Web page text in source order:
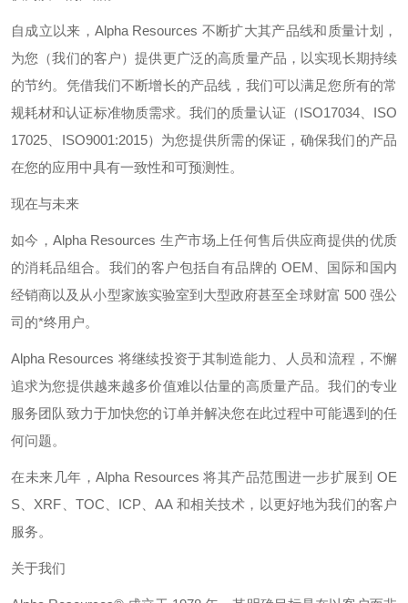
自成立以来， Alpha Resources 不断扩大其产品线和质量计划，
为您（我们的客户）提供更广泛的高质量产品，以实现长期持续
的节约。凭借我们不断增长的产品线，我们可以满足您所有的常
规耗材和认证标准物质需求。我们的质量认证（ISO17034、 ISO
17025
ISO9001:2015）为您提供所需的保证，确保我们的产品
在您的应用中具有一致性和可预测性。
现在与未来
如今， Alpha Resources 生产市场上任何售后供应商提供的优质
的消耗品组合。我们的客户包括自有品牌的 OEM 、国际和国内
经销商以及从小型家族实验室到大型政府甚至全球财富 500 强公
司的*终用户。
Alpha Resources 将继续投资于其制造能力、人员和流程，不懈
追求为您提供越来越多价值难以估量的高质量产品。我们的专业
服务团队致力于加快您的订单并解决您在此过程中可能遇到的任
何问题。
在未来几年，Alpha Resources将其产品范围进一步扩展到OE
S
XRF TOC ICP 、AA 和相关技术，以更好地为我们的客户
服务。
关于我们